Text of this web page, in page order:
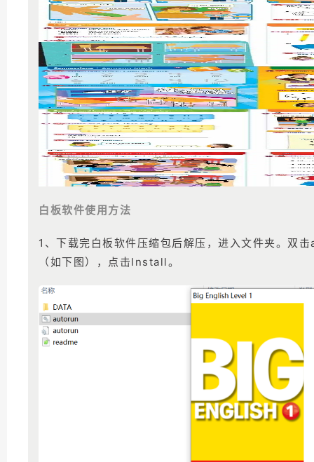
白板软件使用方法
1、下载完白板软件压缩包后解压，进入文件夹。双
（如下图），点击Install。